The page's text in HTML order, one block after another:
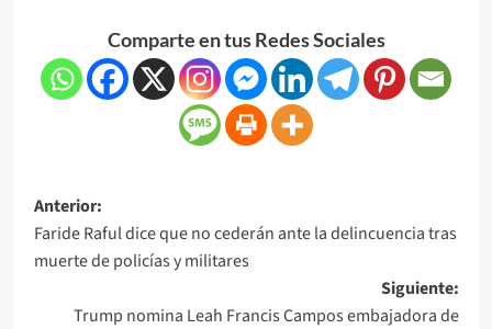
Comparte en tus Redes Sociales
Anterior:
Faride Raful dice que no cederán ante la delincuencia tras
muerte de policías y militares
Siguiente:
Trump nomina Leah Francis Campos embajadora de